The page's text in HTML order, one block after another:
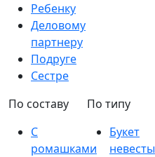
Ребенку
Деловому
партнеру
Подруге
Сестре
По составу
С
ромашками
По типу
Букет
невесты